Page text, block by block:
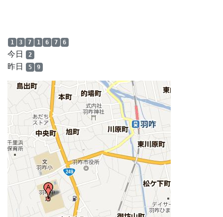
1 3 7 1 6 7 6
今日 2
昨日 5 9